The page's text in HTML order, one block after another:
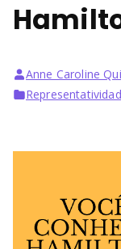
Anne Caroline